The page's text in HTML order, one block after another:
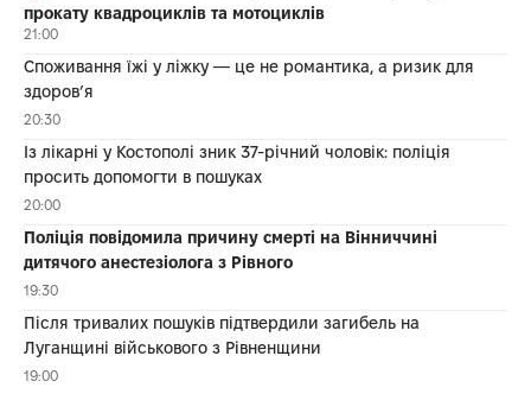
прокату квадроциклів та мотоциклів
21:00
Споживання їжі у ліжку — це не романтика, а ризик для
здоров’я
20:30
Із лікарні у Костополі зник 37-річний чоловік: поліція
просить допомогти в пошуках
20:00
Поліція повідомила причину смерті на Вінниччині
дитячого анестезіолога з Рівного
19:30
Після тривалих пошуків підтвердили загибель на
Луганщині військового з Рівненщини
19:00